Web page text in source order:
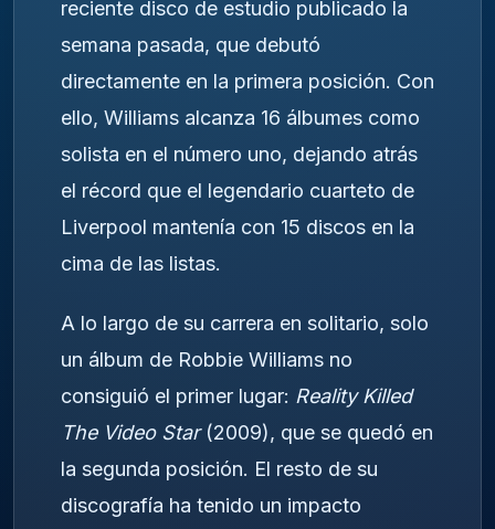
reciente disco de estudio publicado la
semana pasada, que debutó
directamente en la primera posición. Con
ello, Williams alcanza 16 álbumes como
solista en el número uno, dejando atrás
el récord que el legendario cuarteto de
Liverpool mantenía con 15 discos en la
cima de las listas.
A lo largo de su carrera en solitario, solo
un álbum de Robbie Williams no
consiguió el primer lugar: Reality Killed
The Video Star(2009), que se quedó en
la segunda posición. El resto de su
discografía ha tenido un impacto